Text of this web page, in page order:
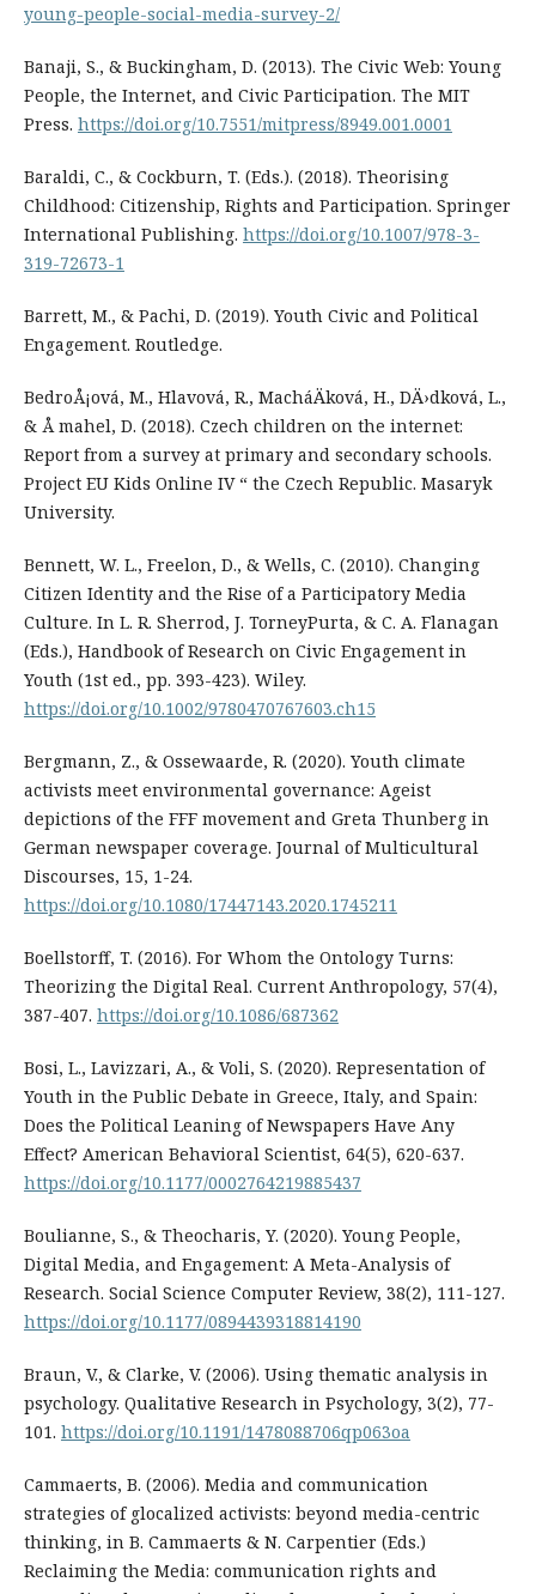
young-people-social-media-survey-2/
Banaji, S., & Buckingham, D. (2013). The Civic Web: Young
People, the Internet, and Civic Participation. The MIT
Press. https://doi.org/10.7551/mitpress/8949.001.0001
Baraldi, C., & Cockburn, T. (Eds.). (2018). Theorising
Childhood: Citizenship, Rights and Participation. Springer
International Publishing. https://doi.org/10.1007/978-3-
319-72673-1
Barrett, M., & Pachi, D. (2019). Youth Civic and Political
Engagement. Routledge.
BedroÅ¡ová, M., Hlavová, R., MacháÄková, H., DÄ›dková, L.,
& Å mahel, D. (2018). Czech children on the internet:
Report from a survey at primary and secondary schools.
Project EU Kids Online IV “ the Czech Republic. Masaryk
University.
Bennett, W. L., Freelon, D., & Wells, C. (2010). Changing
Citizen Identity and the Rise of a Participatory Media
Culture. In L. R. Sherrod, J. TorneyPurta, & C. A. Flanagan
(Eds.), Handbook of Research on Civic Engagement in
Youth (1st ed., pp. 393-423). Wiley.
https://doi.org/10.1002/9780470767603.ch15
Bergmann, Z., & Ossewaarde, R. (2020). Youth climate
activists meet environmental governance: Ageist
depictions of the FFF movement and Greta Thunberg in
German newspaper coverage. Journal of Multicultural
Discourses, 15, 1-24.
https://doi.org/10.1080/17447143.2020.1745211
Boellstorff, T. (2016). For Whom the Ontology Turns:
Theorizing the Digital Real. Current Anthropology, 57(4),
387-407. https://doi.org/10.1086/687362
Bosi, L., Lavizzari, A., & Voli, S. (2020). Representation of
Youth in the Public Debate in Greece, Italy, and Spain:
Does the Political Leaning of Newspapers Have Any
Effect? American Behavioral Scientist, 64(5), 620-637.
https://doi.org/10.1177/0002764219885437
Boulianne, S., & Theocharis, Y. (2020). Young People,
Digital Media, and Engagement: A Meta-Analysis of
Research. Social Science Computer Review, 38(2), 111-127.
https://doi.org/10.1177/0894439318814190
Braun, V., & Clarke, V. (2006). Using thematic analysis in
psychology. Qualitative Research in Psychology, 3(2), 77-
101. https://doi.org/10.1191/1478088706qp063oa
Cammaerts, B. (2006). Media and communication
strategies of glocalized activists: beyond media-centric
thinking, in B. Cammaerts & N. Carpentier (Eds.)
Reclaiming the Media: communication rights and